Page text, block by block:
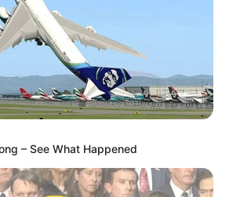
instagram/thalitalatief)
Ada yang mau ikut?
– See What Happened